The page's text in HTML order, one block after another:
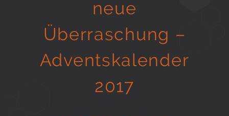
Sauna- und Freizeitcenter
neue
Überraschung –
Adventskalender
2017